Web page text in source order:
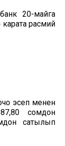
20-майга
расмий
эсеп менен
сомдон
сатылып